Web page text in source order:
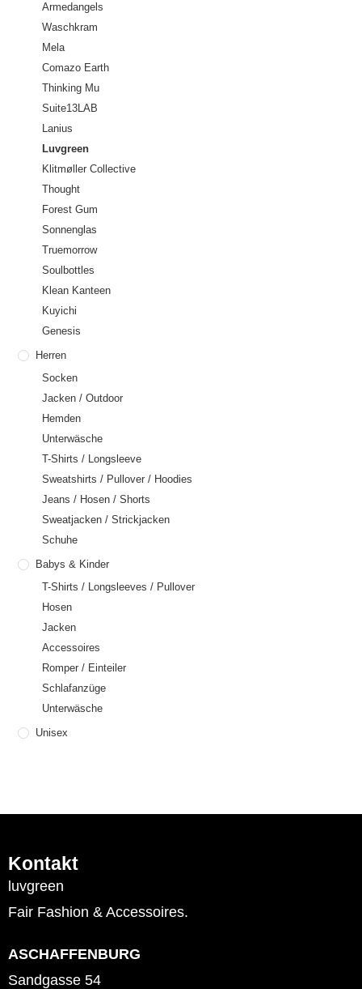
Armedangels
Waschkram
Mela
Comazo Earth
Thinking Mu
Suite13LAB
Lanius
Luvgreen
Klitmøller Collective
Thought
Forest Gum
Sonnenglas
Truemorrow
Soulbottles
Klean Kanteen
Kuyichi
Genesis
Herren
Socken
Jacken / Outdoor
Hemden
Unterwäsche
T-Shirts / Longsleeve
Sweatshirts / Pullover / Hoodies
Jeans / Hosen / Shorts
Sweatjacken / Strickjacken
Schuhe
Babys & Kinder
T-Shirts / Longsleeves / Pullover
Hosen
Jacken
Accessoires
Romper / Einteiler
Schlafanzüge
Unterwäsche
Unisex
Kontakt
luvgreen
Fair Fashion & Accessoires.
ASCHAFFENBURG
Sandgasse 54